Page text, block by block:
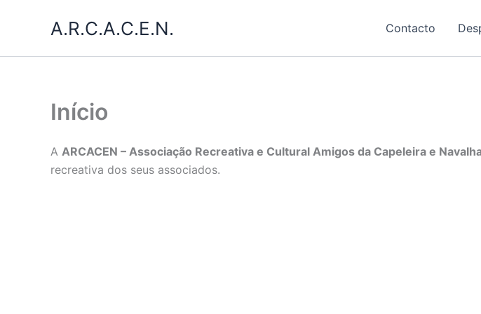
A.R.C.A.C.E.N. Contacto
Início
A ARCACEN – Associação Recreativa e Cultural Amigos da Capeleira e
recreativa dos seus associados.